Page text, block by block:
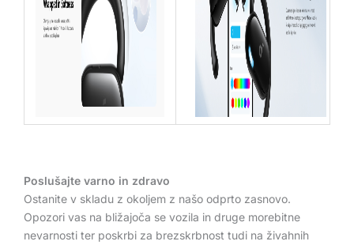
Poslušajte varno in zdravo
Ostanite v skladu z okoljem z našo odprto zasnovo.
Opozori vas na bližajoča se vozila in druge morebitne
nevarnosti ter poskrbi za brezskrbnost tudi na živahnih